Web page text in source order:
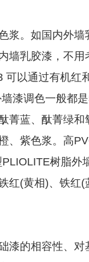
浆。如国内外
墙乳胶漆，不
以通过有机红
漆调色一般都
菁蓝、酞菁绿
紫色浆。高
树脂外
(黄相)、铁红(
漆的相容性、